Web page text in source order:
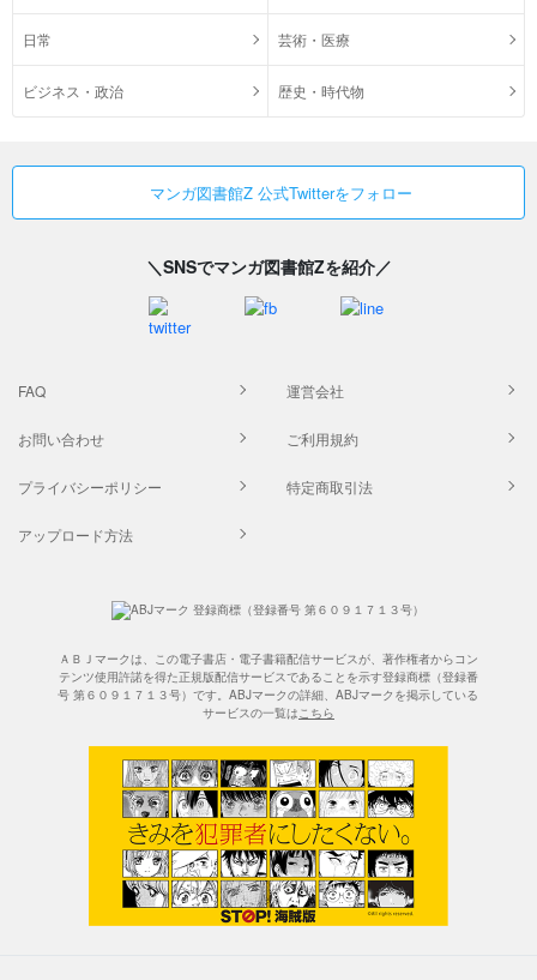
日常 芸術・医療
ビジネス・政治 歴史・時代物
マンガ図書館Z 公式Twitterをフォロー
＼SNSでマンガ図書館Zを紹介／
FAQ 運営会社
お問い合わせ ご利用規約
プライバシーポリシー 特定商取引法
アップロード方法
ＡＢＪマークは、この電子書店・電子書籍配信サービスが、著作権者からコン
テンツ使用許諾を得た正規版配信サービスであることを示す登録商標（登録番
号 第６０９１７１３号）です。ABJマークの詳細、ABJマークを掲示している
サービスの一覧はこちら